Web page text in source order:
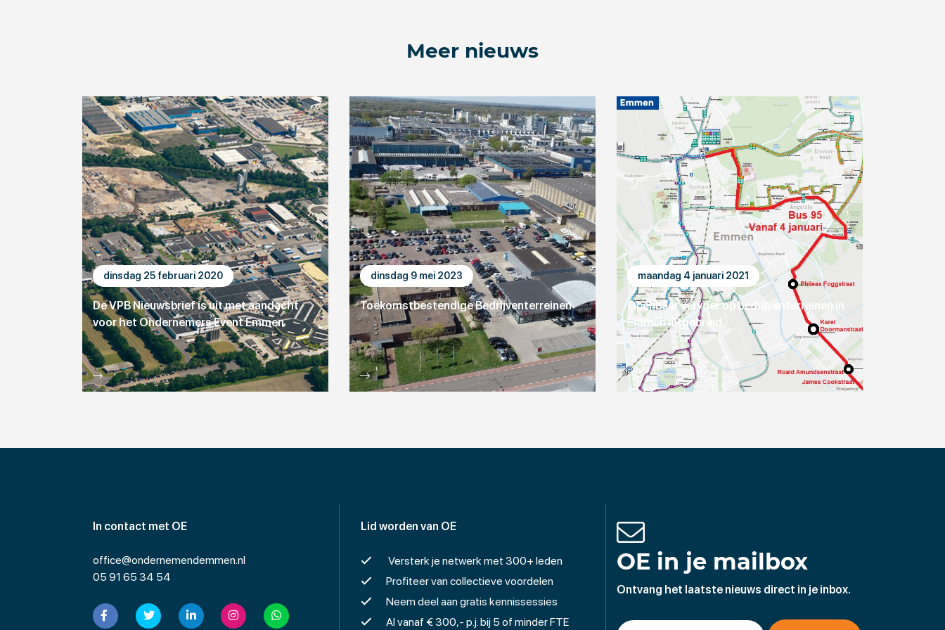
Meer nieuws
dinsdag 25 februari 2020
De VPB Nieuwsbrief is uit met aandacht
voor het Ondernemers Event Emmen
dinsdag 9 mei 2023
Toekomstbestendige Bedrijventerreinen
maandag 4 januari 2021
Openbaar vervoer op bedrijventerreinen in
Emmen uitgebreid
In contact met OE
office@ondernemendemmen.nl
05 91 65 34 54
Lid worden van OE
Versterk je netwerk met 300+ leden
Profiteer van collectieve voordelen
Neem deel aan gratis kennissessies
Al vanaf € 300,- p.j. bij 5 of minder FTE
OE in je mailbox
Ontvang het laatste nieuws direct in je inbox.